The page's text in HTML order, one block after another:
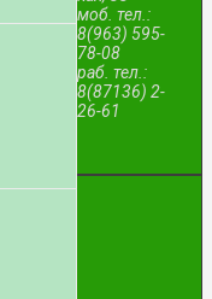
моб. тел.:
8(963) 595-
78-08
раб. тел.:
8(87136) 2-
26-61